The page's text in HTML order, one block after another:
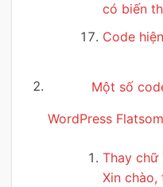
có biến
Code
Một số
WordPress
Thay chữ
Xin chào,